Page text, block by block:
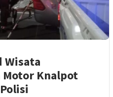
Wisata
Motor Knalpot